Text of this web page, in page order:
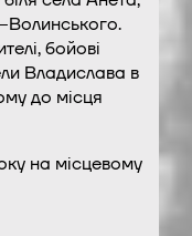
бойові
Владислава в
до місця
на місцевому